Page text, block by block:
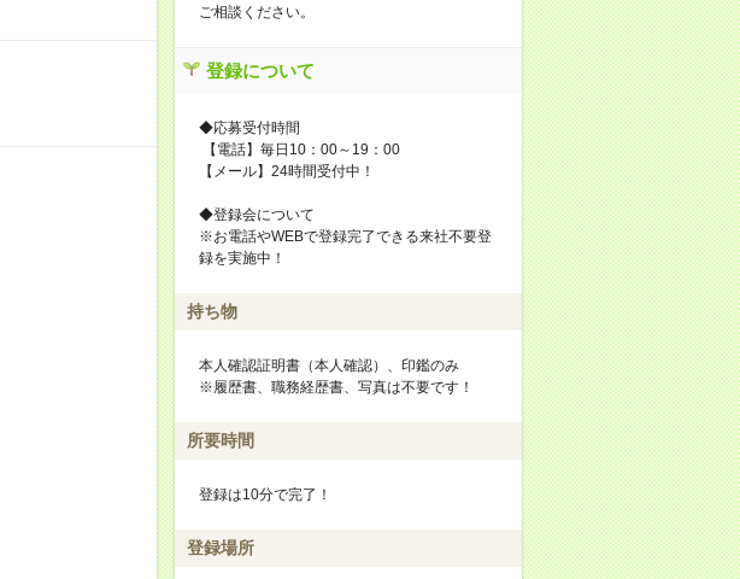
ご相談ください。
登録について
◆応募受付時間
【電話】毎日10：00～19：00
【メール】24時間受付中！
◆登録会について
※お電話やWEBで登録完了できる来社不要登
録を実施中！
持ち物
本人確認証明書（本人確認）、印鑑のみ
※履歴書、職務経歴書、写真は不要です！
所要時間
登録は10分で完了！
登録場所